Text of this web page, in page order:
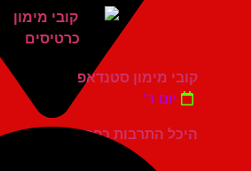
היכל התרבות כפר סבא
קובי מימון סטנדאפ
יום ד'